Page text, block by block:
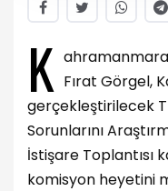
K Fırat Görgel,
gerçekleştirilecek
Sorunlarını
İstişare Toplantısı
komisyon heyetini